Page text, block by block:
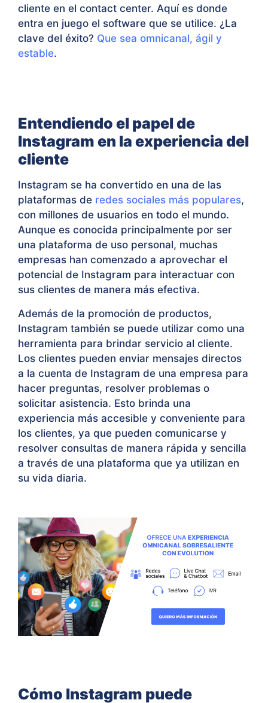
cliente en el contact center. Aquí es donde
entra en juego el software que se utilice. ¿La
clave del éxito? Que sea omnicanal, ágil y
estable.
Entendiendo el papel de
Instagram en la experiencia del
cliente
Instagram se ha convertido en una de las
plataformas de redes sociales más populares,
con millones de usuarios en todo el mundo.
Aunque es conocida principalmente por ser
una plataforma de uso personal, muchas
empresas han comenzado a aprovechar el
potencial de Instagram para interactuar con
sus clientes de manera más efectiva.
Además de la promoción de productos,
Instagram también se puede utilizar como una
herramienta para brindar servicio al cliente.
Los clientes pueden enviar mensajes directos
a la cuenta de Instagram de una empresa para
hacer preguntas, resolver problemas o
solicitar asistencia. Esto brinda una
experiencia más accesible y conveniente para
los clientes, ya que pueden comunicarse y
resolver consultas de manera rápida y sencilla
a través de una plataforma que ya utilizan en
su vida diaria.
Cómo Instagram puede